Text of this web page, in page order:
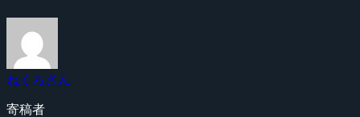
ねくろさん
寄稿者